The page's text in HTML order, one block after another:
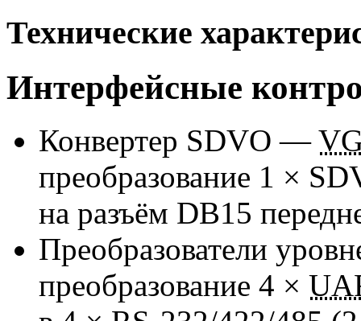
Технические
Интерфейсные
Конвертер SDVO —
преобразование 1 ×
на разъём DB15
Преобразователи
преобразование 4 ×